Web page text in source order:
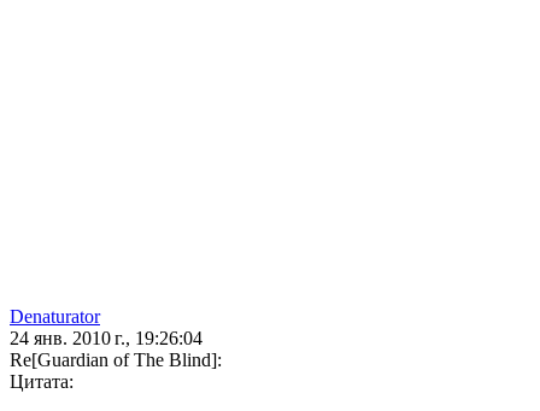
Denaturator
24 янв. 2010 г., 19:26:04
Re[Guardian of The Blind]:
Цитата: